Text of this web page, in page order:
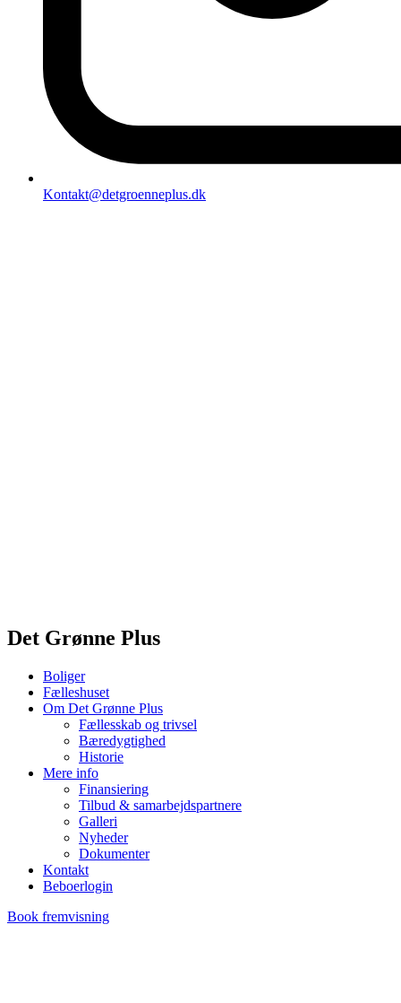
Kontakt@detgroenneplus.dk
Det Grønne Plus
Boliger
Fælleshuset
Om Det Grønne Plus
Fællesskab og trivsel
Bæredygtighed
Historie
Mere info
Finansiering
Tilbud & samarbejdspartnere
Galleri
Nyheder
Dokumenter
Kontakt
Beboerlogin
Book fremvisning